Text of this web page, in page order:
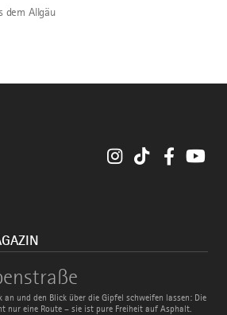
dem Allgäu
InstagramTikTok
an und den Blick über die Gipfel schweifen lassen: Die
nur eine Route – sie ist pure Freiheit auf Asphalt.